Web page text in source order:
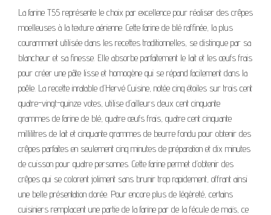
La farine T55 représente le choix par excellence pour réaliser des crêpes
moelleuses à la texture aérienne. Cette farine de blé raffinée, la plus
couramment utilisée dans les recettes traditionnelles, se distingue par sa
blancheur et sa finesse. Elle absorbe parfaitement le lait et les œufs frais
pour créer une pâte lisse et homogène qui se répand facilement dans la
poêle. La recette inratable d’Hervé Cuisine, notée cinq étoiles sur trois cent
quatre-vingt-quinze votes, utilise d’ailleurs deux cent cinquante
grammes de farine de blé, quatre œufs frais, quatre cent cinquante
millilitres de lait et cinquante grammes de beurre fondu pour obtenir des
crêpes parfaites en seulement cinq minutes de préparation et dix minutes
de cuisson pour quatre personnes. Cette farine permet d’obtenir des
crêpes qui se colorent joliment sans brunir trop rapidement, offrant ainsi
une belle présentation dorée. Pour encore plus de légèreté, certains
cuisiniers remplacent une partie de la farine par de la fécule de maïs, ce